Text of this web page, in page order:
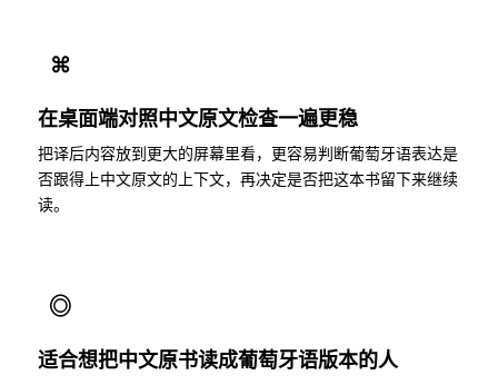
⌘
在桌面端对照中文原文检查一遍更稳
把译后内容放到更大的屏幕里看，更容易判断葡萄牙语表达是
否跟得上中文原文的上下文，再决定是否把这本书留下来继续
读。
◎
适合想把中文原书读成葡萄牙语版本的人